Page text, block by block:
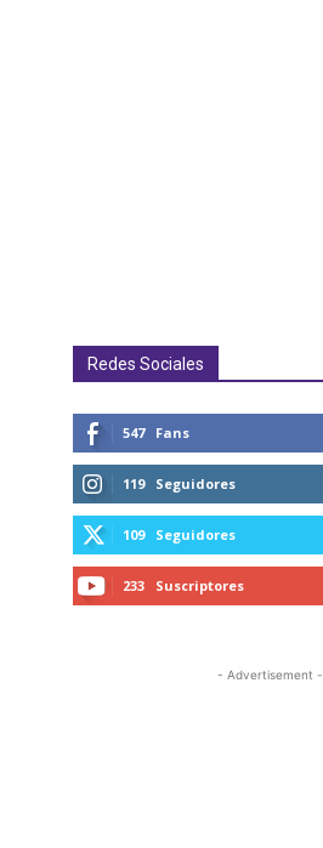
Redes Sociales
547 Fans
119 Seguidores
109 Seguidores
233 Suscriptores
- Advertisement -